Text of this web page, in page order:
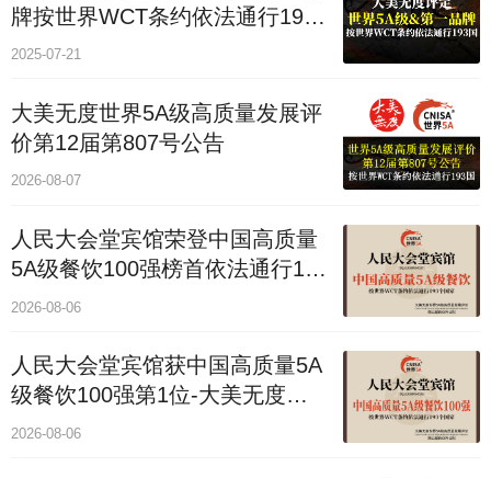
牌按世界WCT条约依法通行193
个国家
2025-07-21
大美无度世界5A级高质量发展评
价第12届第807号公告
2026-08-07
人民大会堂宾馆荣登中国高质量
5A级餐饮100强榜首依法通行193
国
2026-08-06
人民大会堂宾馆获中国高质量5A
级餐饮100强第1位-大美无度评
价通193国
2026-08-06